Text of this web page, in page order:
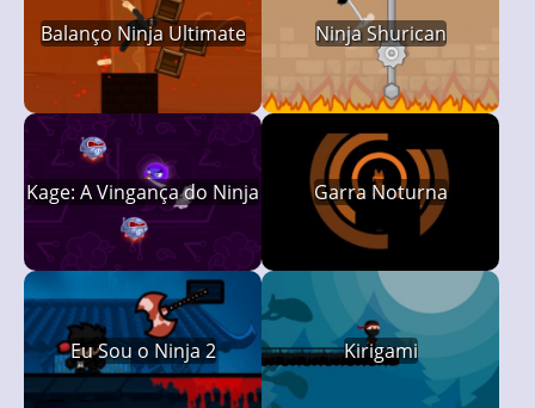
Balanço Ninja Ultimate Ninja Shurican
Kage: A Vingança do Ninja Garra Noturna
Eu Sou o Ninja 2 Kirigami